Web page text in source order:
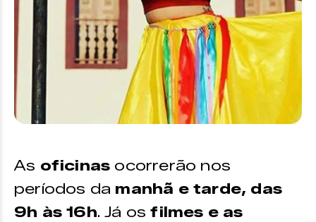
As oficinas ocorrerão nos
períodos da manhã e tarde, das
9h às 16h. Já osfilmes e as